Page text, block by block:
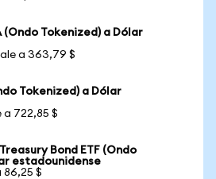
Tokenized) a Dólar
a 363,79 $
Tokenized) a Dólar
a 722,85 $
Bond ETF (Ondo
estadounidense
86,25 $